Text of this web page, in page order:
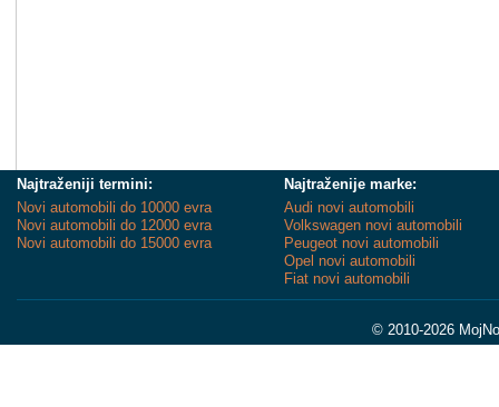
Najtraženiji termini:
Novi automobili do 10000 evra
Novi automobili do 12000 evra
Novi automobili do 15000 evra
Najtraženije marke:
Audi novi automobili
Volkswagen novi automobili
Peugeot novi automobili
Opel novi automobili
Fiat novi automobili
© 2010-2026